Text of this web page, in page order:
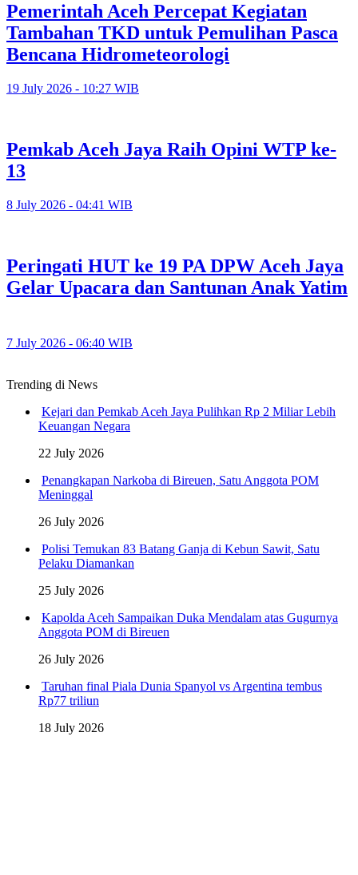
Pemerintah Aceh Percepat Kegiatan
Tambahan TKD untuk Pemulihan Pasca
Bencana Hidrometeorologi
19 July 2026 - 10:27 WIB
Pemkab Aceh Jaya Raih Opini WTP ke-
13
8 July 2026 - 04:41 WIB
Peringati HUT ke 19 PA DPW Aceh Jaya
Gelar Upacara dan Santunan Anak Yatim
7 July 2026 - 06:40 WIB
Trending di News
Kejari dan Pemkab Aceh Jaya Pulihkan Rp 2 Miliar Lebih
Keuangan Negara
22 July 2026
Penangkapan Narkoba di Bireuen, Satu Anggota POM
Meninggal
26 July 2026
Polisi Temukan 83 Batang Ganja di Kebun Sawit, Satu
Pelaku Diamankan
25 July 2026
Kapolda Aceh Sampaikan Duka Mendalam atas Gugurnya
Anggota POM di Bireuen
26 July 2026
Taruhan final Piala Dunia Spanyol vs Argentina tembus
Rp77 triliun
18 July 2026